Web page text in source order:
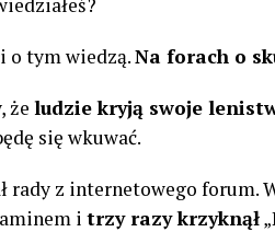
o tym wiedzą.Na forach o
że ludzie kryją swoje
się wkuwać.
rady z internetowego forum.
i trzy razy krzyknął